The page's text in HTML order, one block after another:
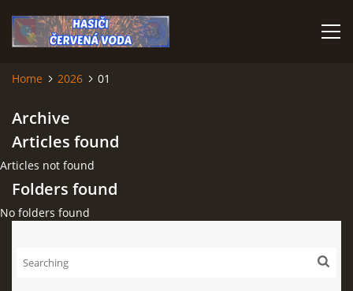
© 2026 eStránky.cz
Home 2026 01
Archive
Articles found
Articles not found
Folders found
No folders found